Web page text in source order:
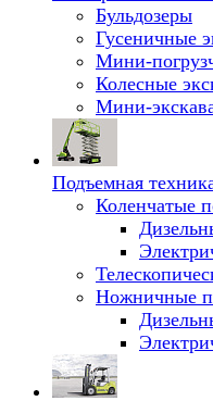
Бульдозеры
Гусеничные
Мини-
Колесные
Мини-
Подъемная
Коленчатые
Ножничные